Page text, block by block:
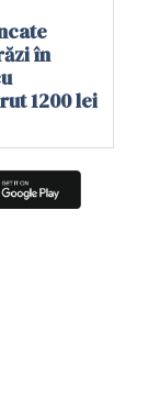
în
1200 lei